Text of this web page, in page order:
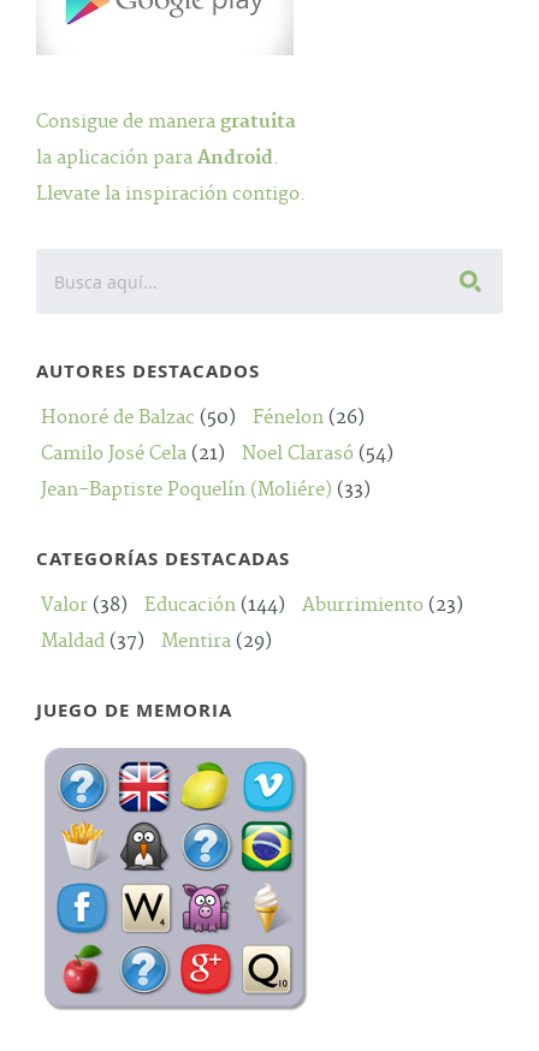
Consigue de manera gratuita
la aplicación para Android.
Llevate la inspiración contigo.
AUTORES DESTACADOS
Honoré de Balzac (50) Fénelon (26)
Camilo José Cela (21) Noel Clarasó (54)
Jean-Baptiste Poquelín (Moliére) (33)
CATEGORÍAS DESTACADAS
Valor (38) Educación (144) Aburrimiento (23)
Maldad (37) Mentira (29)
JUEGO DE MEMORIA